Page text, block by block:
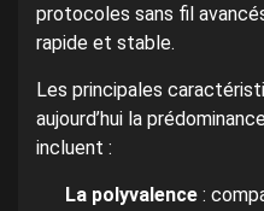
protocoles sans fil
rapide et stable.
Les principales
aujourd’hui la
incluent :
La polyvalence :